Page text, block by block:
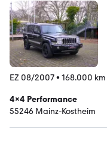
EZ 08/2007• 168.000 km
4x4 Performance
55246 Mainz-Kostheim